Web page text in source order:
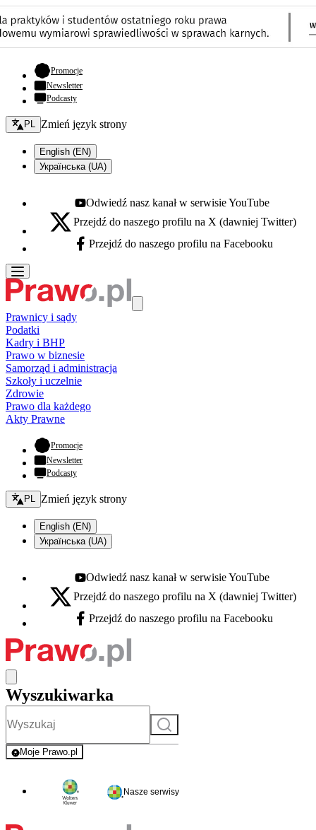
Promocje- otwiera się w nowej karcie
Newsletter
Podcasty
Zmień język - bieżący:
PL Zmień język strony
English (EN)
Українська (UA)
Youtube - otwiera się w nowej karcie
Odwiedź nasz kanał w serwisie YouTube
X - otwiera się w nowej karcie
Przejdź do naszego profilu na X (dawniej Twitter)
Facebook - otwiera się w nowej karcie
Przejdź do naszego profilu na Facebooku
Prawnicy i sądy
Podatki
Kadry i BHP
Prawo w biznesie
Samorząd i administracja
Szkoły i uczelnie
Zdrowie
Prawo dla każdego
Akty Prawne
Promocje- otwiera się w nowej karcie
Newsletter
Podcasty
Zmień język - bieżący:
PL Zmień język strony
English (EN)
Українська (UA)
Youtube - otwiera się w nowej karcie
Odwiedź nasz kanał w serwisie YouTube
X - otwiera się w nowej karcie
Przejdź do naszego profilu na X (dawniej Twitter)
Facebook - otwiera się w nowej karcie
Przejdź do naszego profilu na Facebooku
Wyszukiwarka
Szukaj
Moje Prawo.pl
- rejestracja i logowanie do serwisu
Nasze serwisy